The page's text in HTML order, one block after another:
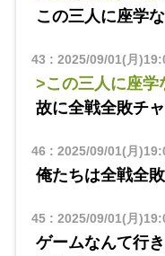
この三人に座学
43 : 2025/09/01(月
>この三人に座学
故に全戦全敗チ
46 : 2025/09/01(月
俺たちは全戦全
45: 2025/09/01(月
ゲームなんて行